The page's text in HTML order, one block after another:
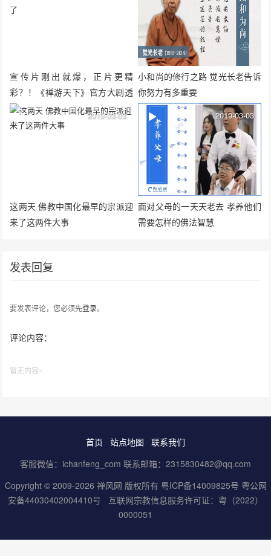
宣传片刚出就爆，正片更精
彩？！《禅游天下》官方大剧透
来了
小和尚的修行之路 觉光长老告诉
你努力有多重要
这两天 佛教中国化最早的宗派迎
来了这两件大事
2019-03-03
面对父母的一天天老去 孝养他们
需要怎样的佛法智慧
2019-03-03
发表回复
要发表评论，您必须先登录。
评论内容：
暂无内容~
首页 站点地图
联系我们
客服微信：ichanfeng_com 联系邮箱：2315830482@qq.com
Copyright © 2009-2026 禅风网 版权所有 粤ICP备14009825号 粤公网
安备44030402004410号
互联网宗教信息服务许可证：粤（2022）
0000051